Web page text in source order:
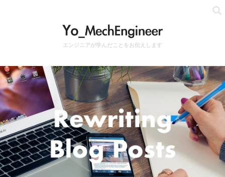
エンジニアが学んだことをお伝えします